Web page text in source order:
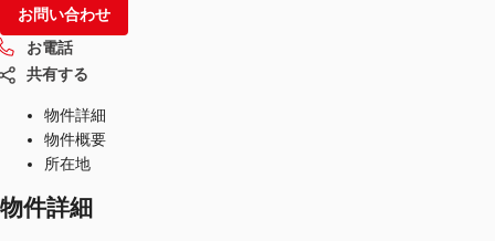
お問い合わせ
お電話
共有する
物件詳細
物件概要
所在地
物件詳細